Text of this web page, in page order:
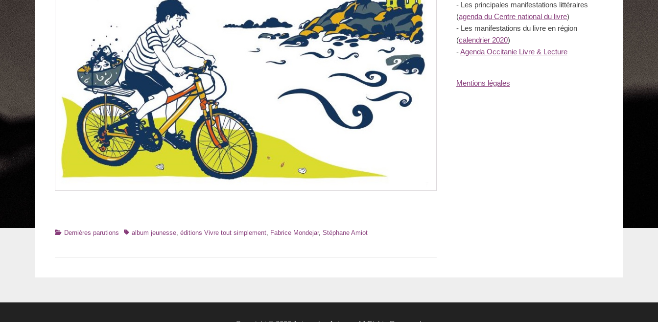
Catégories
Dernières parutions Tagsalbum jeunesse, éditions Vivre tout simplement, Fabrice Mondejar, Stéphane Amiot
- Les principales manifestations littéraires
(agenda du Centre national du livre)
- Les manifestations du livre en région
(calendrier 2020)
-Agenda Occitanie Livre & Lecture
Mentions légales